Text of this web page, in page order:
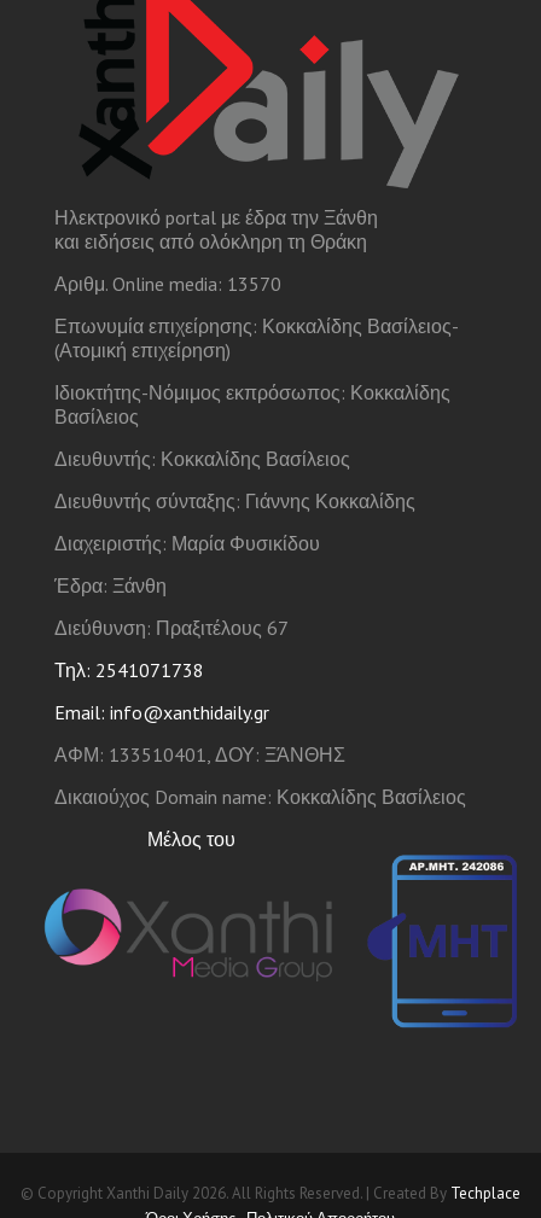
Ηλεκτρονικό portal με έδρα την Ξάνθη
και ειδήσεις από ολόκληρη τη Θράκη
Αριθμ. Online media: 13570
Επωνυμία επιχείρησης: Κοκκαλίδης Βασίλειος-
(Ατομική επιχείρηση)
Ιδιοκτήτης-Νόμιμος εκπρόσωπος: Κοκκαλίδης
Βασίλειος
Διευθυντής: Κοκκαλίδης Βασίλειος
Διευθυντής σύνταξης: Γιάννης Κοκκαλίδης
Διαχειριστής: Μαρία Φυσικίδου
Έδρα: Ξάνθη
Διεύθυνση: Πραξιτέλους 67
Τηλ: 2541071738
Email: info@xanthidaily.gr
ΑΦΜ: 133510401, ΔΟΥ: ΞΆΝΘΗΣ
Δικαιούχος Domain name: Κοκκαλίδης Βασίλειος
Μέλος του
© Copyright Xanthi Daily 2026. All Rights Reserved. | Created By Techplace